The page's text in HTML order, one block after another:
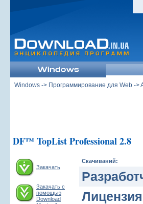
Windows -> Программирование для Web ->
DF™ TopList Professional 2.8
Закачать
Закачать с
помощью
Download
Скачиваний: